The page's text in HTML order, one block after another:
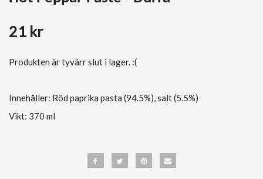
21 kr
Produkten är tyvärr slut i lager. :(
Innehåller: Röd paprika pasta (94.5%), salt (5.5%)
Vikt: 370 ml